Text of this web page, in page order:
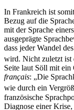
In Frankreich ist
Bezug auf die
mit der Sprache
ausgeprägte
dass jeder Wandel
wird. Nicht zuletzt ist
Seite laut Söll mit
français: „Die
wie durch ein
französische
Diagnose einer